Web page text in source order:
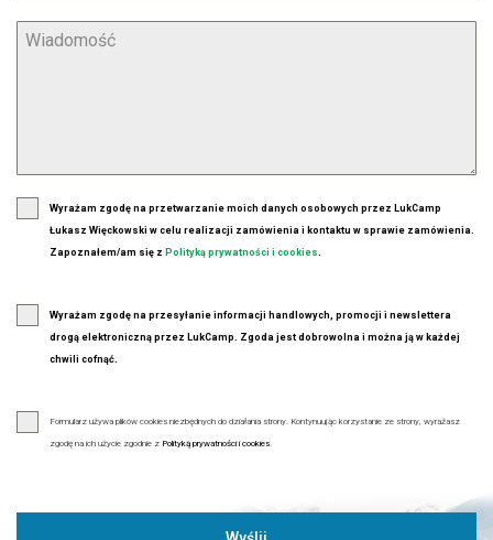
Wyrażam zgodę na przetwarzanie moich danych osobowych przez LukCamp
Łukasz Więckowski w celu realizacji zamówienia i kontaktu w sprawie zamówienia.
Zapoznałem/am się z Polityką prywatności i cookies.
Wyrażam zgodę na przesyłanie informacji handlowych, promocji i newslettera
drogą elektroniczną przez LukCamp. Zgoda jest dobrowolna i można ją w każdej
chwili cofnąć.
Formularz używa plików cookies niezbędnych do działania strony. Kontynuując korzystanie ze strony, wyrażasz
zgodę na ich użycie zgodnie z Polityką prywatności i cookies.